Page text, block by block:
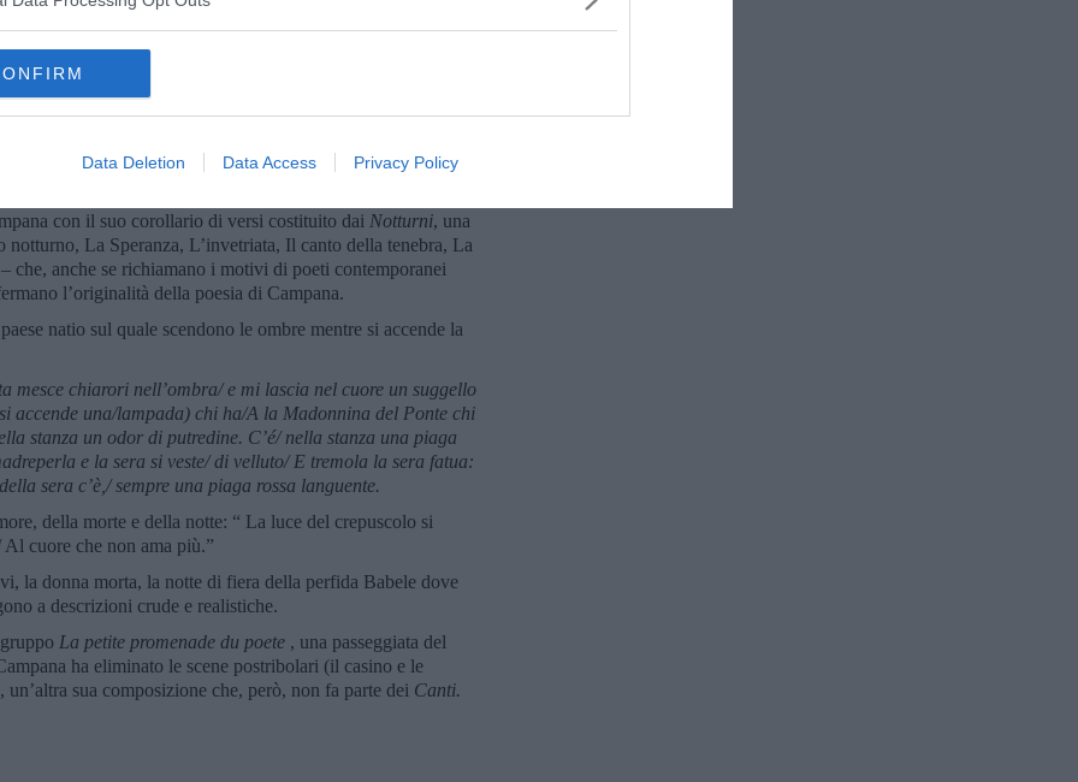
Data Deletion Data Access Privacy Policy
“ La ragione era più profonda e risaliva alla sostanza
sul pensiero di Nietzsche. Se l’autore de “La nascita della
“apollineo” gli stati originali della poesia, Campana a sua
“primordiale”, e insieme vagheggia la “notturna estate
suddivisa in tre parti – La Notte, Il viaggio e il ritorno, Fine – e
con il suo corollario di versi costituito dai Notturni, una
La Speranza, L’invetriata, Il canto della tenebra, La
che, anche se richiamano i motivi di poeti contemporanei
l’originalità della poesia di Campana.
natio sul quale scendono le ombre mentre si accende la
mesce chiarori nell’ombra/ e mi lascia nel cuore un suggello
accende una/lampada) chi ha/A la Madonnina del Ponte chi
stanza un odor di putredine. C’é/ nella stanza una piaga
e la sera si veste/ di velluto/ E tremola la sera fatua:
sera c’è,/ sempre una piaga rossa languente.
della morte e della notte: “ La luce del crepuscolo si
cuore che non ama più.”
la donna morta, la notte di fiera della perfida Babele dove
a descrizioni crude e realistiche.
La petite promenade du poete , una passeggiata del
ha eliminato le scene postribolari (il casino e le
, un’altra sua composizione che, però, non fa parte dei Canti.